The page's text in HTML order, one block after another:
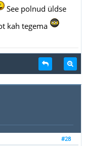
See polnud üldse
kah tegema
#28